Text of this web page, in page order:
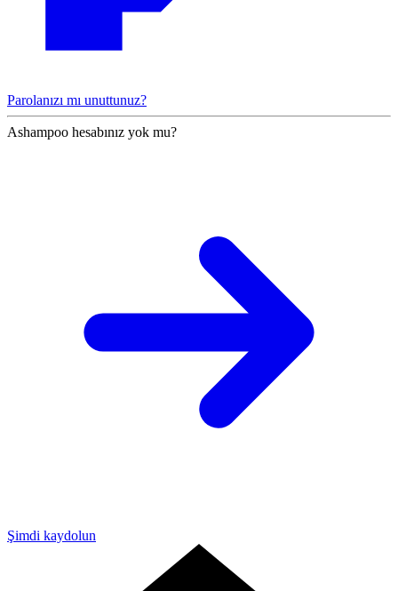
Parolanızı mı unuttunuz?
Ashampoo hesabınız yok mu?
Şimdi kaydolun